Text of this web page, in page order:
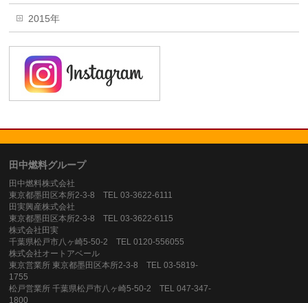
2015年
田中燃料グループ
田中燃料株式会社
東京都墨田区本所2-3-8 TEL 03-3622-6111
田実興産株式会社
東京都墨田区本所2-3-8 TEL 03-3622-6115
株式会社田実
千葉県松戸市八ヶ崎5-50-2 TEL 0120-556055
株式会社オートアベール
東京営業所 東京都墨田区本所2-3-8 TEL 03-5819-
1755
松戸営業所 千葉県松戸市八ヶ崎5-50-2 TEL 047-347-
1800